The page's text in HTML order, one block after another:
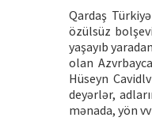
Qardaş
özülsüz
yaşayıb
olan
Hüseyn
deyərlər,
mənada, yön